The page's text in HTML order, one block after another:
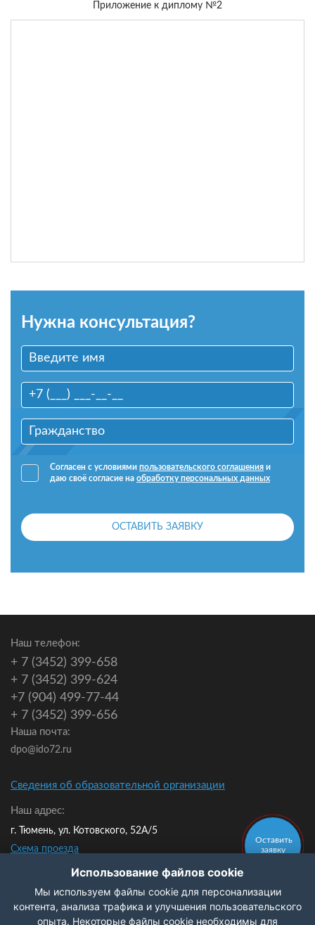
Оставить
заявку
Приложение к диплому №2
Нужна консультация?
Согласен с условиями пользовательского соглашения и
даю своё согласие на обработку персональных данных
ОСТАВИТЬ ЗАЯВКУ
Наш телефон:
+ 7 (3452) 399-658
+ 7 (3452) 399-624
+7 (904) 499-77-44
+ 7 (3452) 399-656
Наша почта:
dpo@ido72.ru
Сведения об образовательной организации
Наш адрес:
г. Тюмень, ул. Котовского, 52А/5
Схема проезда
Мы в контакте:
Политика конфиденциальности
Использование файлов cookie
Мы используем файлы cookie для персонализации
контента, анализа трафика и улучшения пользовательского
опыта. Некоторые файлы cookie необходимы для